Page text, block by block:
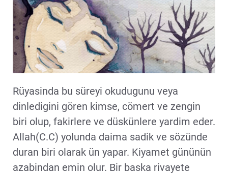
Rüyasinda bu süreyi okudugunu veya
dinledigini gören kimse, cömert ve zengin
biri olup, fakirlere ve düskünlere yardim eder.
Allah(C.C) yolunda daima sadik ve sözünde
duran biri olarak ün yapar. Kiyamet gününün
azabindan emin olur. Bir baska rivayete